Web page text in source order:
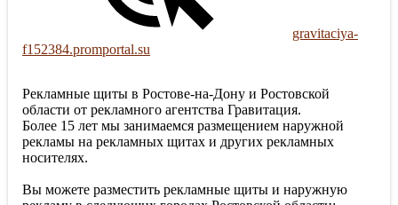
gravitaciya-
f152384.promportal.su
Рекламные щиты в Ростове-на-Дону и Ростовской
области от рекламного агентства Гравитация.
Более 15 лет мы занимаемся размещением наружной
рекламы на рекламных щитах и других рекламных
носителях.
Вы можете разместить рекламные щиты и наружную